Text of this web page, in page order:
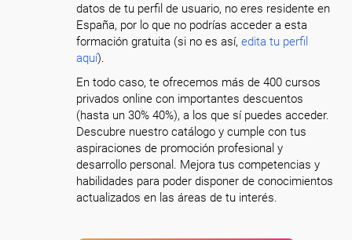
datos de tu perfil de usuario, no eres residente en
España, por lo que no podrías acceder a esta
formación gratuita (si no es así,edita tu perfil
aquí).
En todo caso, te ofrecemos más de 400 cursos
privados online con importantes descuentos
(hasta un 30% 40%), a los que sí puedes acceder.
Descubre nuestro catálogo y cumple con tus
aspiraciones de promoción profesional y
desarrollo personal. Mejora tus competencias y
habilidades para poder disponer de conocimientos
actualizados en las áreas de tu interés.